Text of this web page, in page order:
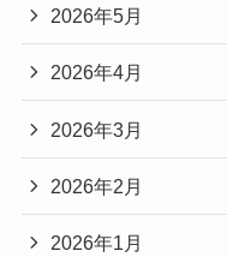
2026年5月
2026年4月
2026年3月
2026年2月
2026年1月